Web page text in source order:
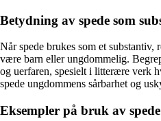
Betydning av spede som
Når spede brukes som et substantiv,
være barn eller ungdommelig.
og uerfaren, spesielt i litterære verk
spede ungdommens sårbarhet og
Eksempler på bruk av spede